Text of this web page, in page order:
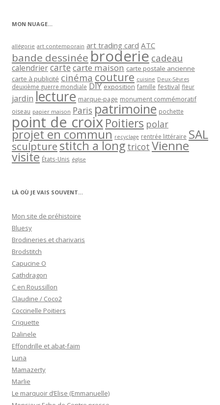
MON NUAGE…
allégorie art contemporain art trading card ATC
bande dessinée broderie cadeau
calendriercartecarte maison carte postale ancienne
carte à publicité cinéma couture cuisine Deux-Sèvres
deuxième guerre mondiale DIY exposition famille festival fleur
jardin lecture marque-page monument commémoratif
oiseau papier maison Paris patrimoine pochette
point de croixPoitiers polar
projet en commun recyclage rentrée littéraire SAL
sculpturestitch a long tricot Vienne
visite États-Unis église
LÀ OÙ JE VAIS SOUVENT…
Mon site de préhistoire
Bluesy
Brodineries et charivaris
Brodstitch
Capucine O
Cathdragon
C en Roussillon
Claudine / Coco2
Coccinelle Poitiers
Criquette
Dalinele
Effondrille et abat-faim
Luna
Mamazerty
Marlie
Le marquoir d’Elise (Emmanuelle)